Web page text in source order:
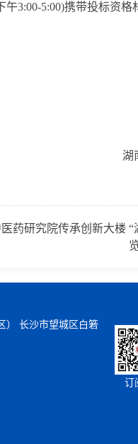
3:00-5:00)携带投标资格
湖南
医药研究院传承创新大楼
） 长沙市望城区白箬
订